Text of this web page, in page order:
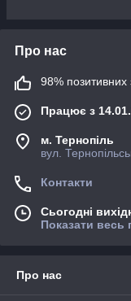
Про нас
98% позитивних
Працює з
м. Тернопіль
вул.
Контакти
Сьогодні
Показати весь
Про нас